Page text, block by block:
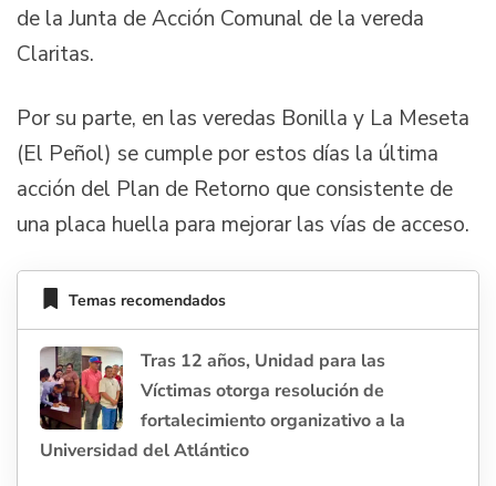
de la Junta de Acción Comunal de la vereda
Claritas.
Por su parte, en las veredas Bonilla y La Meseta
(El Peñol) se cumple por estos días la última
acción del Plan de Retorno que consistente de
una placa huella para mejorar las vías de acceso.
Temas recomendados
Tras 12 años, Unidad para las
Víctimas otorga resolución de
fortalecimiento organizativo a la
Universidad del Atlántico